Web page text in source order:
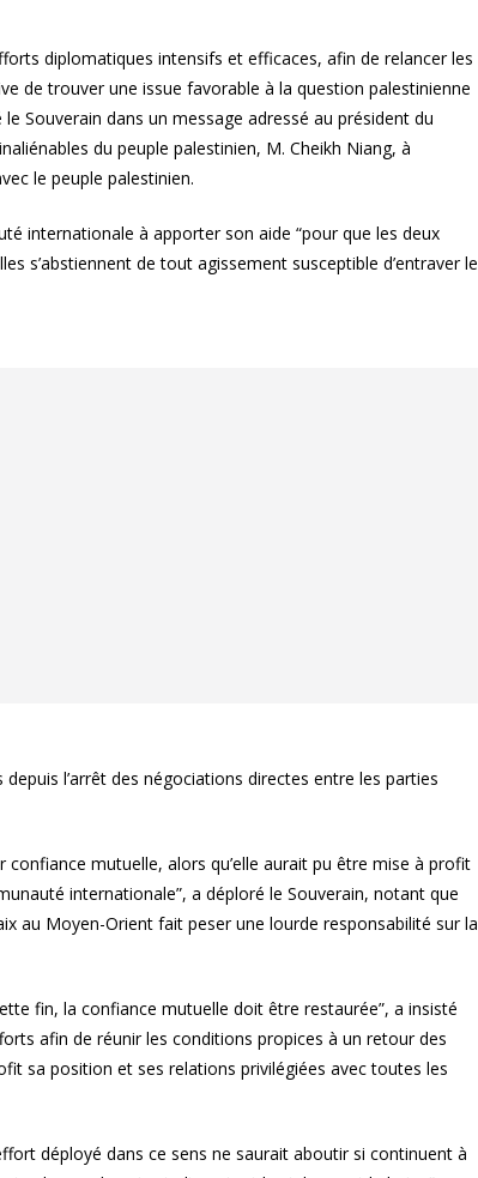
diplomatiques intensifs et efficaces, afin de relancer les
de trouver une issue favorable à la question palestinienne
Souverain dans un message adressé au président du
du peuple palestinien, M. Cheikh Niang, à
le peuple palestinien.
internationale à apporter son aide “pour que les deux
s’abstiennent de tout agissement susceptible d’entraver le
l’arrêt des négociations directes entre les parties
confiance mutuelle, alors qu’elle aurait pu être mise à profit
internationale”, a déploré le Souverain, notant que
au Moyen-Orient fait peser une lourde responsabilité sur la
fin, la confiance mutuelle doit être restaurée”, a insisté
afin de réunir les conditions propices à un retour des
sa position et ses relations privilégiées avec toutes les
déployé dans ce sens ne saurait aboutir si continuent à